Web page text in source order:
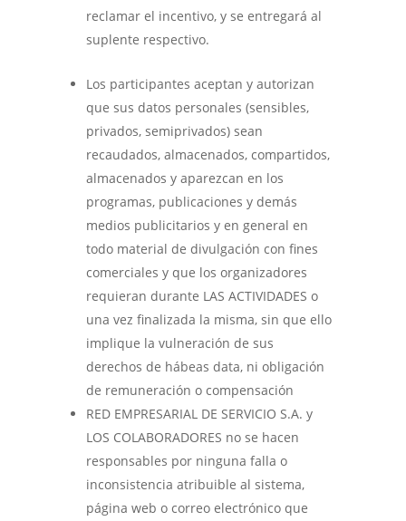
reclamar el incentivo, y se entregará al
suplente respectivo.
Los participantes aceptan y autorizan
que sus datos personales (sensibles,
privados, semiprivados) sean
recaudados, almacenados, compartidos,
almacenados y aparezcan en los
programas, publicaciones y demás
medios publicitarios y en general en
todo material de divulgación con fines
comerciales y que los organizadores
requieran durante LAS ACTIVIDADES o
una vez finalizada la misma, sin que ello
implique la vulneración de sus
derechos de hábeas data, ni obligación
de remuneración o compensación
RED EMPRESARIAL DE SERVICIO S.A. y
LOS COLABORADORES no se hacen
responsables por ninguna falla o
inconsistencia atribuible al sistema,
página web o correo electrónico que